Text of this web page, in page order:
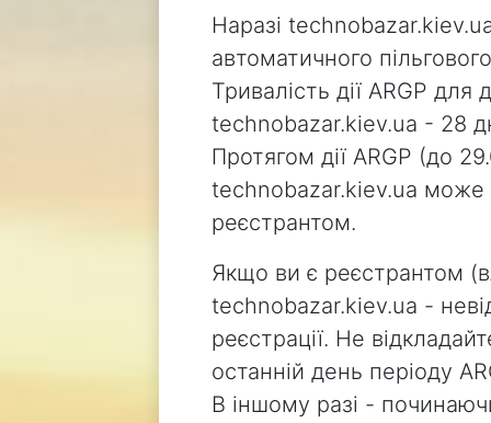
Наразі
автоматичного
Тривалість дії ARGP для
technobazar.kiev.ua - 28
Протягом дії ARGP (до
technobazar.kiev.ua може
реєстрантом.
Якщо ви є реєстрантом
technobazar.kiev.ua -
реєстрації. Не
останній день періоду
В іншому разі -